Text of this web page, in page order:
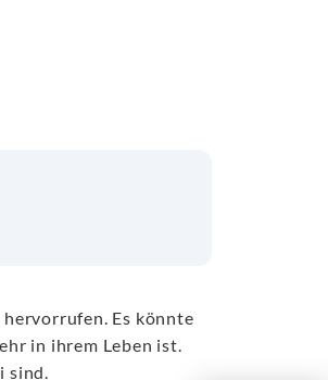
hervorrufen. Es könnte
in ihrem Leben ist.
sind.